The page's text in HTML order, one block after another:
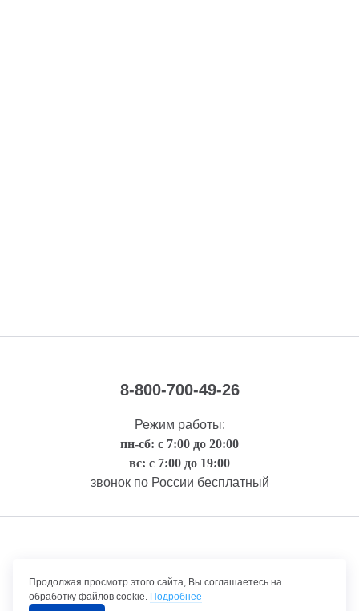
8-800-700-49-26
Режим работы:
пн-сб: с 7:00 до 20:00
вс: с 7:00 до 19:00
звонок по России бесплатный
Правовая информация
Продолжая просмотр этого сайта, Вы соглашаетесь на
обработку файлов cookie. Подробнее